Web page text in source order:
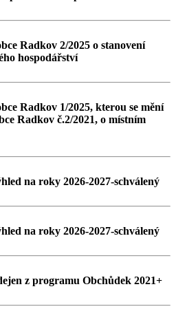
Radkov 2/2025 o stanovení
hospodářství
Radkov 1/2025, kterou se mění
Radkov č.2/2021, o místním
na roky 2026-2027-schválený
na roky 2026-2027-schválený
z programu Obchůdek 2021+